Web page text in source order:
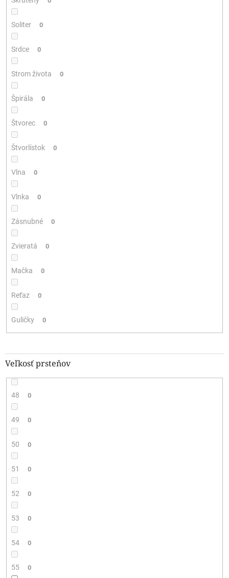
Soliter 0
Srdce 0
Strom života 0
Špirála 0
Štvorec 0
Štvorlístok 0
Vlna 0
Vlnka 0
Zásnubné 0
Zvieratá 0
Mačka 0
Reťaz 0
Guličky 0
Veľkosť prsteňov
48 0
49 0
50 0
51 0
52 0
53 0
54 0
55 0